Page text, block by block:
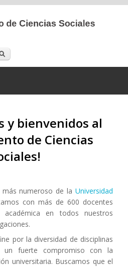
y bienvenidos al
de Ciencias
numeroso de la Universidad
con más de 600 docentes
académica en todos nuestros
por la diversidad de disciplinas
un fuerte compromiso con la
universitaria. Buscamos que el